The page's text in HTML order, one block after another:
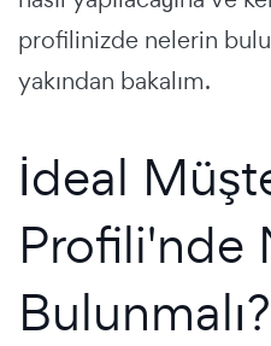
profilinizde nelerin
yakından bakalım.
İdeal
Profili'nde
Bulunmalı?